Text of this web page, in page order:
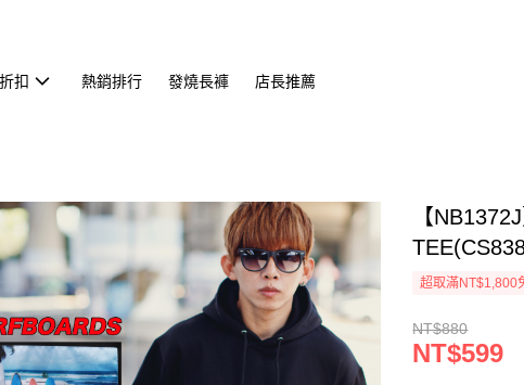
扣 熱銷排行 發燒長褲 店長推薦
【
超取滿NT$1,800
NT$880
NT$599